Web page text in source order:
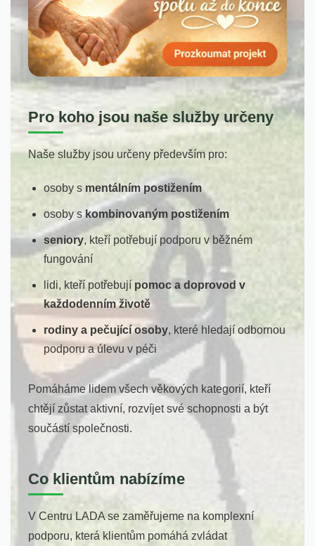
Pro koho jsou naše služby určeny
Naše služby jsou určeny především pro:
osoby s mentálním postižením
osoby s kombinovaným postižením
seniory, kteří potřebují podporu v běžném
fungování
lidi, kteří potřebují pomoc a doprovod v
každodenním životě
rodiny a pečující osoby, které hledají odbornou
podporu a úlevu v péči
Pomáháme lidem všech věkových kategorií, kteří
chtějí zůstat aktivní, rozvíjet své schopnosti a být
součástí společnosti.
Co klientům nabízíme
V Centru LADA se zaměřujeme na komplexní
podporu, která klientům pomáhá zvládat